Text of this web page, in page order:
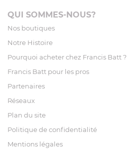
QUI SOMMES-NOUS?
Nos boutiques
Notre Histoire
Pourquoi acheter chez Francis Batt ?
Francis Batt pour les pros
Partenaires
Réseaux
Plan du site
Politique de confidentialité
Mentions légales